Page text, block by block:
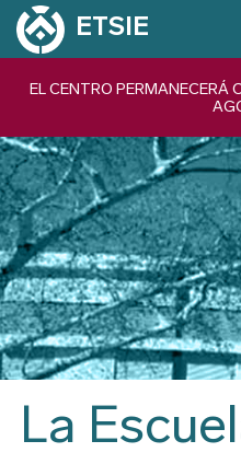
Pasar
ETSIE
Navegación
EL CENTRO PERMANECERÁ
La